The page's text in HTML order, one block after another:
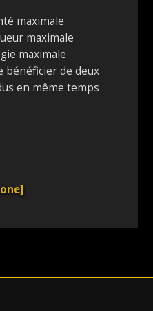
maximale
maximale
maximale
bénéficier de deux
en même temps